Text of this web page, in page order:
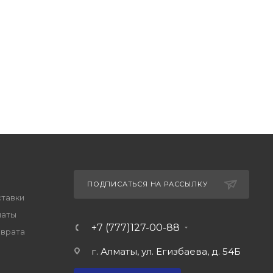
ПОДПИСАТЬСЯ НА РАССЫЛКУ
+7 (777)127-00-88
г. Алматы, ул. Егизбаева, д. 54Б